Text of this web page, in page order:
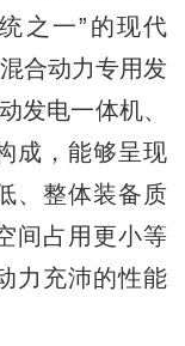
之一”的现代
合动力专用发
发电一体机、
成，能够呈现
、整体装备质
间占用更小等
力充沛的性能